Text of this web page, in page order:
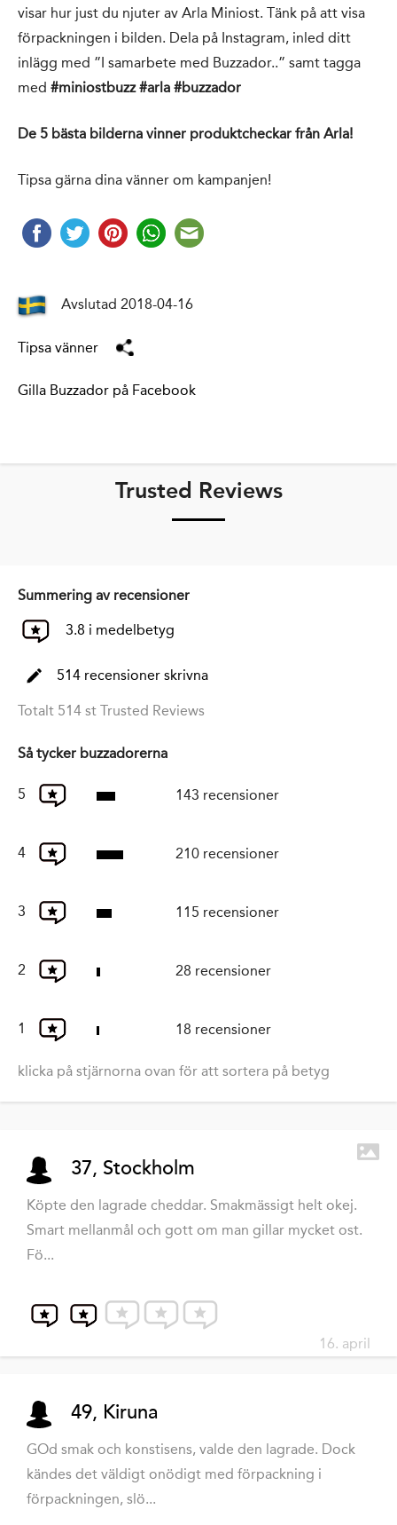
visar hur just du njuter av Arla Miniost. Tänk på att visa
förpackningen i bilden. Dela på Instagram, inled ditt
inlägg med ”I samarbete med Buzzador..” samt tagga
med #miniostbuzz #arla #buzzador
De 5 bästa bilderna vinner produktcheckar från Arla!
Tipsa gärna dina vänner om kampanjen!
Avslutad 2018-04-16
Tipsa vänner
Gilla Buzzador på Facebook
Trusted Reviews
Summering av recensioner
3.8 i medelbetyg
514 recensioner skrivna
Totalt 514 st Trusted Reviews
Så tycker buzzadorerna
5 143 recensioner
4 210 recensioner
3 115 recensioner
2 28 recensioner
1 18 recensioner
klicka på stjärnorna ovan för att sortera på betyg
37, Stockholm
Köpte den lagrade cheddar. Smakmässigt helt okej.
Smart mellanmål och gott om man gillar mycket ost.
Fö...
16. april
49, Kiruna
GOd smak och konstisens, valde den lagrade. Dock
kändes det väldigt onödigt med förpackning i
förpackningen, slö...